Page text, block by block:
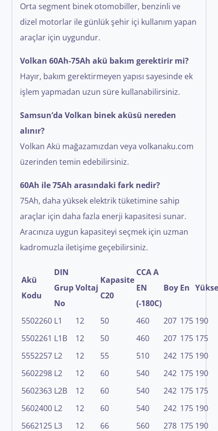
Orta segment binek otomobiller, benzinli ve
dizel motorlar ile günlük şehir içi kullanım yapan
araçlar için uygundur.
Volkan 60Ah-75Ah akü bakım gerektirir mi?
Hayır, bakım gerektirmeyen yapısı sayesinde ek
işlem yapmadan uzun süre kullanabilirsiniz.
Samsun’da Volkan binek aküsü nereden
alınır?
Volkan Akü mağazamızdan veya volkanaku.com
üzerinden temin edebilirsiniz.
60Ah ile 75Ah arasındaki fark nedir?
75Ah, daha yüksek elektrik tüketimine sahip
araçlar için daha fazla enerji kapasitesi sunar.
Aracınıza uygun kapasiteyi seçmek için uzman
kadromuzla iletişime geçebilirsiniz.
Akü
Kodu
DIN
Grup
No
Voltaj
Kapasite
C20
CCA A
EN
(-180C)
Boy En
5502260 L1 12 50 460 207 175 190
5502261 L1B 12 50 460 207 175 175
5552257 L2 12 55 510 242 175 190
5602298 L2 12 60 540 242 175 190
5602363 L2B 12 60 540 242 175 175
5602400 L2 12 60 540 242 175 190
5662125 L3 12 66 560 278 175 190